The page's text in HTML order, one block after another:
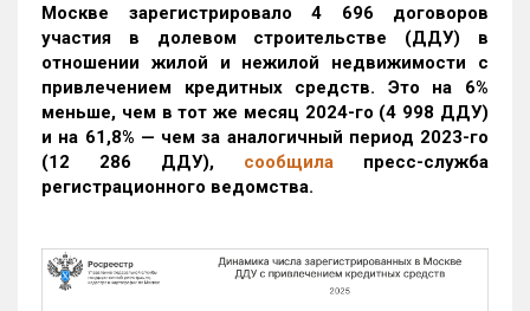
Москве зарегистрировало 4 696 договоров
участия в долевом строительстве (ДДУ) в
отношении жилой и нежилой недвижимости с
привлечением кредитных средств. Это на 6%
меньше, чем в тот же месяц 2024-го (4 998 ДДУ)
и на 61,8% — чем за аналогичный период 2023-го
(12 286 ДДУ), сообщила пресс-служба
регистрационного ведомства.